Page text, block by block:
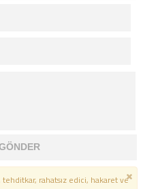
rahatsız edici, hakaret ve